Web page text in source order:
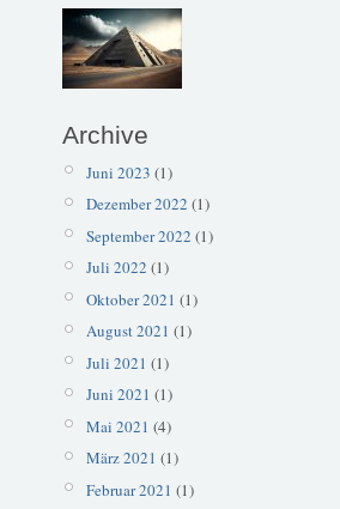
Archive
Juni 2023 (1)
Dezember 2022 (1)
September 2022 (1)
Juli 2022 (1)
Oktober 2021 (1)
August 2021 (1)
Juli 2021 (1)
Juni 2021 (1)
Mai 2021 (4)
März 2021 (1)
Februar 2021 (1)